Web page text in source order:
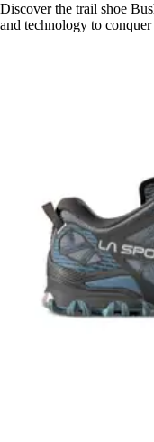
Discover the trail shoe
and technology to